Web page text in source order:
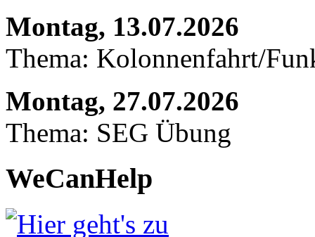
Montag, 13.07.2026
Thema: Kolonnenfahrt/
Montag, 27.07.2026
Thema: SEG Übung
WeCanHelp